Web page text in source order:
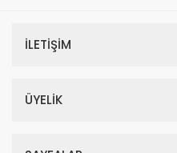
İLETİŞİM
ÜYELİK